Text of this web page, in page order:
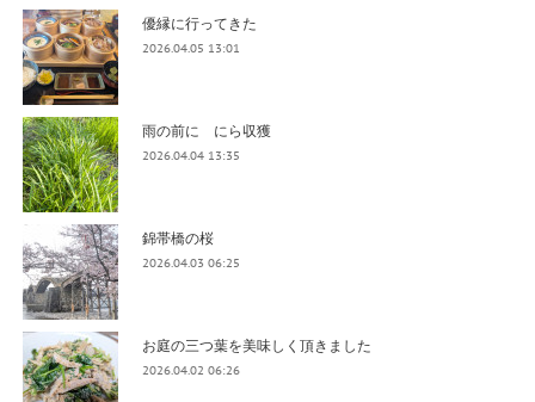
優縁に行ってきた
2026.04.05 13:01
雨の前に にら収獲
2026.04.04 13:35
錦帯橋の桜
2026.04.03 06:25
お庭の三つ葉を美味しく頂きました
2026.04.02 06:26